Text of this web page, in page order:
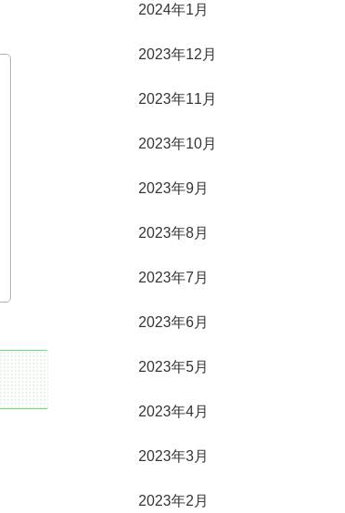
2024年1月
2023年12月
2023年11月
2023年10月
2023年9月
2023年8月
2023年7月
2023年6月
2023年5月
2023年4月
2023年3月
2023年2月